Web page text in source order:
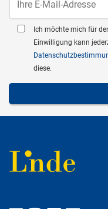
Ich möchte mich für
Einwilligung kann
diese.